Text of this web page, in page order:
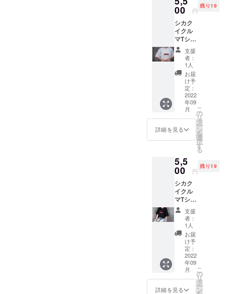
クルマ好き
のためのア
パレルブラ
ンド『シカ
クイクル
マ』を運
https://shop.
shikakui-
kuruma.jp/
出荷時
期が遅
れる場
合があ
りま
す。 ※
税込、
送料込
みの価
格で
す。
00 円
残り19
シカク
イクル
マTシャ
ツ（ホ
ワイ
ト） ※
モデル
157cm
、Lサイ
ズ着用
※使用素
材の供
給状
況、製
造上の
都合等
出荷時
期が遅
れる場
合があ
りま
す。 ※
税込、
送料込
みの価
格で
す。
支援
者：
1人
お届
け予
定：
2022
年09
月
詳細を見る
こ
の
リ
タ
ー
ン
を
選
択
す
る
5,5
00 円
残り19
シカク
イクル
マTシャ
ツ（ブ
ラッ
ク） ※
モデル
157cm
、Lサイ
ズ着用
※使用素
材の供
給状
況、製
支援
者：
1人
お届
け予
定：
2022
年09
月
詳細を見る
こ
の
リ
タ
ー
ン